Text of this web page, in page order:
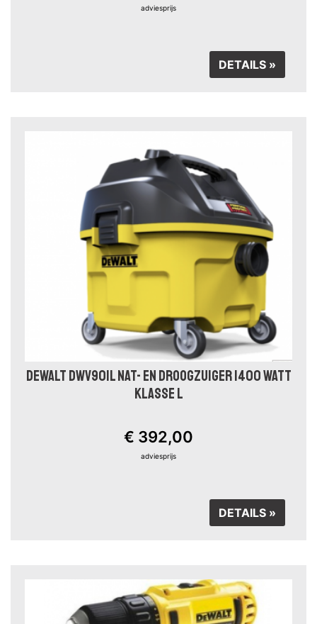
adviesprijs
DETAILS »
DEWALT DWV901L NAT- EN DROOGZUIGER 1400 WATT
KLASSE L
€ 392,00
adviesprijs
DETAILS »